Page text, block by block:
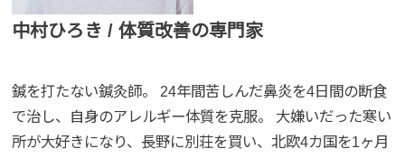
中村ひろき / 体質改善の専門家
鍼を打たない鍼灸師。 24年間苦しんだ鼻炎を4日間の断食
で治し、自身のアレルギー体質を克服。 大嫌いだった寒い
所が大好きになり、長野に別荘を買い、北欧4カ国を1ヶ月